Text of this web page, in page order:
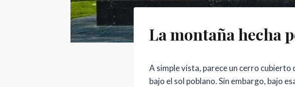
La montaña hecha
A simple vista, parece un cerro
bajo el sol poblano. Sin embargo, bajo